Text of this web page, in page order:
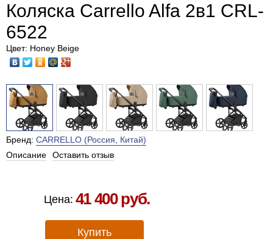
Коляска Carrello Alfa 2в1 CRL-
6522
Цвет: Honey Beige
Бренд: CARRELLO (Россия, Китай)
Описание
Оставить отзыв
Цена: 41 400 руб.
Купить